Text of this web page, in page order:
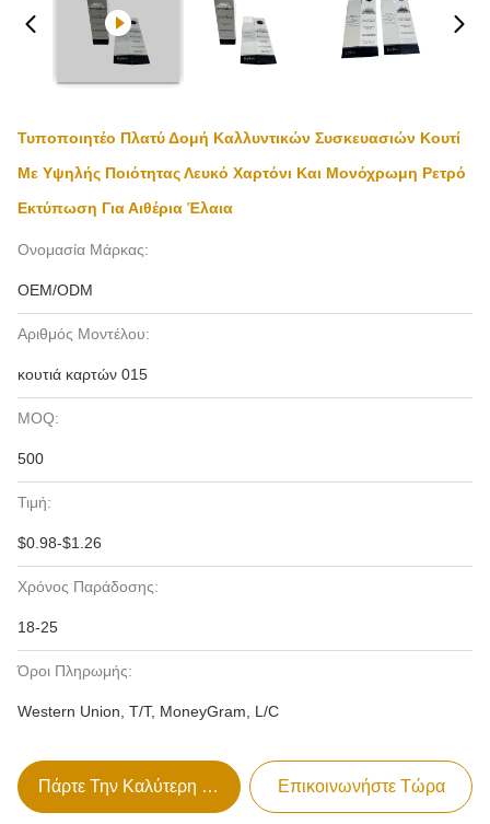
Τυποποιητέο Πλατύ Δομή Καλλυντικών Συσκευασιών Κουτί
Με Υψηλής Ποιότητας Λευκό Χαρτόνι Και Μονόχρωμη Ρετρό
Εκτύπωση Για Αιθέρια Έλαια
Ονομασία Μάρκας:
OEM/ODM
Αριθμός Μοντέλου:
κουτιά καρτών 015
MOQ:
500
Τιμή:
$0.98-$1.26
Χρόνος Παράδοσης:
18-25
Όροι Πληρωμής:
Western Union, T/T, MoneyGram, L/C
Πάρτε Την Καλύτερη Τιμή Επικοινωνήστε Τώρα